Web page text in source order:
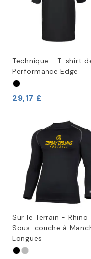
Technique - T-shirt
Performance Edge
29,17 £
Sur le Terrain - Rhino
Sous-couche à
Longues